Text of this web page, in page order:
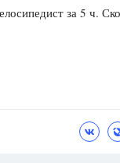
за 5 ч.